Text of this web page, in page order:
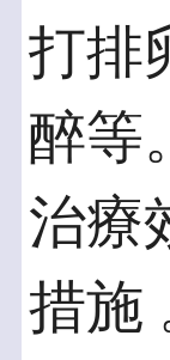
打排
醉等
治療
措施